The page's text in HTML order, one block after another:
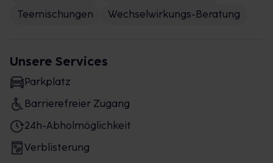
Teemischungen
Wechselwirkungs-Beratung
Unsere Services
Parkplatz
Barrierefreier Zugang
24h-Abholmöglichkeit
Verblisterung